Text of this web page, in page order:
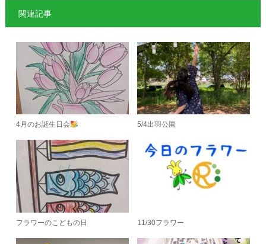
関連記事
4月のお誕生日会 5/4出羽公園
フラワーのこどもの日 11/30フラワー